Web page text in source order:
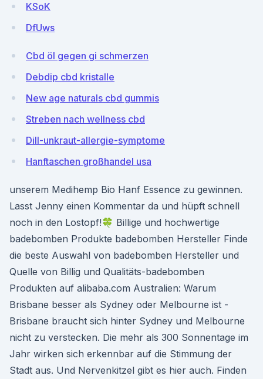
KSoK
DfUws
Cbd öl gegen gi schmerzen
Debdip cbd kristalle
New age naturals cbd gummis
Streben nach wellness cbd
Dill-unkraut-allergie-symptome
Hanftaschen großhandel usa
unserem Medihemp Bio Hanf Essence zu gewinnen.
Lasst Jenny einen Kommentar da und hüpft schnell
noch in den Lostopf!🍀 Billige und hochwertige
badebomben Produkte badebomben Hersteller Finde
die beste Auswahl von badebomben Hersteller und
Quelle von Billig und Qualitäts-badebomben
Produkten auf alibaba.com Australien: Warum
Brisbane besser als Sydney oder Melbourne ist -
Brisbane braucht sich hinter Sydney und Melbourne
nicht zu verstecken. Die mehr als 300 Sonnentage im
Jahr wirken sich erkennbar auf die Stimmung der
Stadt aus. Und Nervenkitzel gibt es hier auch. Finden